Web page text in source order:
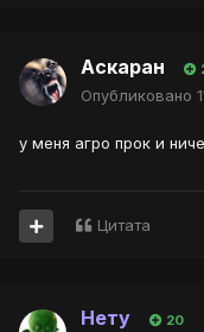
Аскаран
Опубликовано
у меня агро прок и
Цитата
Нету 20